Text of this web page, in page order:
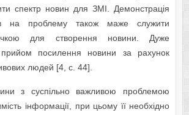
спектр новин для ЗМІ. Демонстрація
на проблему також маже служити
для створення новини. Дуже
посилення новини за рахунок
людей [4, c. 44].
з суспільно важливою проблемою
інформації, при цьому її необхідно